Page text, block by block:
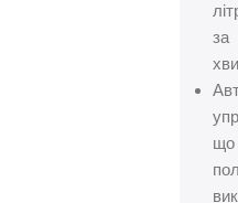
за
що